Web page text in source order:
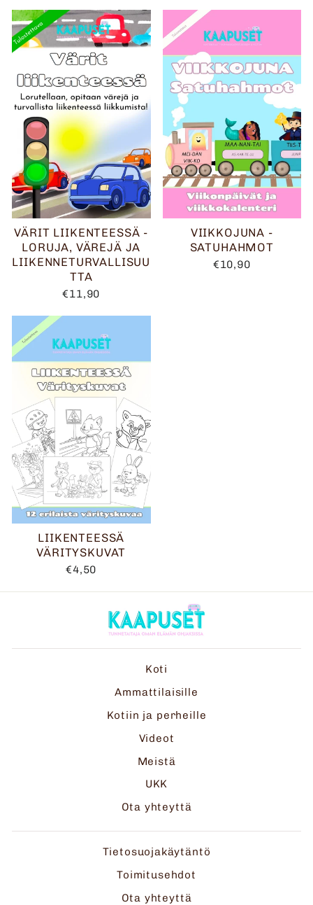
VÄRIT LIIKENTEESSÄ -
LORUJA, VÄREJÄ JA
LIIKENNETURVALLISUU
TTA
€11,90
VIIKKOJUNA -
SATUHAHMOT
€10,90
LIIKENTEESSÄ
VÄRITYSKUVAT
€4,50
Koti
Ammattilaisille
Kotiin ja perheille
Videot
Meistä
UKK
Ota yhteyttä
Tietosuojakäytäntö
Toimitusehdot
Ota yhteyttä